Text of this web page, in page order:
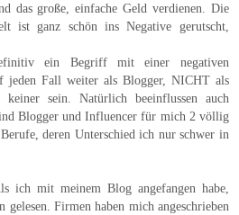
das große, einfache Geld verdienen. Die
ist ganz schön ins Negative gerutscht,
ein Begriff mit einer negativen
jeden Fall weiter als Blogger, NICHT als
sein. Natürlich beeinflussen auch
Blogger und Influencer für mich 2 völlig
deren Unterschied ich nur schwer in
ich mit meinem Blog angefangen habe,
gelesen. Firmen haben mich angeschrieben